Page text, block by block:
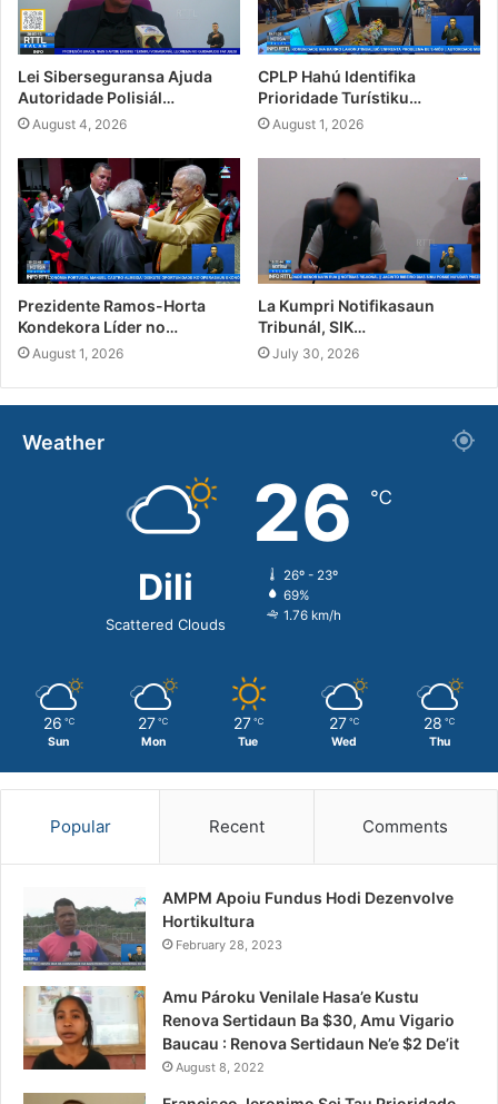
Lei Siberseguransa Ajuda
Autoridade Polisiál…
August 4, 2026
CPLP Hahú Identifika
Prioridade Turístiku…
August 1, 2026
Prezidente Ramos-Horta
Kondekora Líder no…
August 1, 2026
La Kumpri Notifikasaun
Tribunál, SIK…
July 30, 2026
Weather
Dili
Scattered Clouds
26 ℃
26º - 23º
69%
1.76 km/h
26 ℃
Sun
27 ℃
Mon
27 ℃
Tue
27 ℃
Wed
28 ℃
Thu
Popular Recent Comments
AMPM Apoiu Fundus Hodi Dezenvolve
Hortikultura
February 28, 2023
Amu Pároku Venilale Hasa’e Kustu
Renova Sertidaun Ba $30, Amu Vigario
Baucau : Renova Sertidaun Ne’e $2 De’it
August 8, 2022